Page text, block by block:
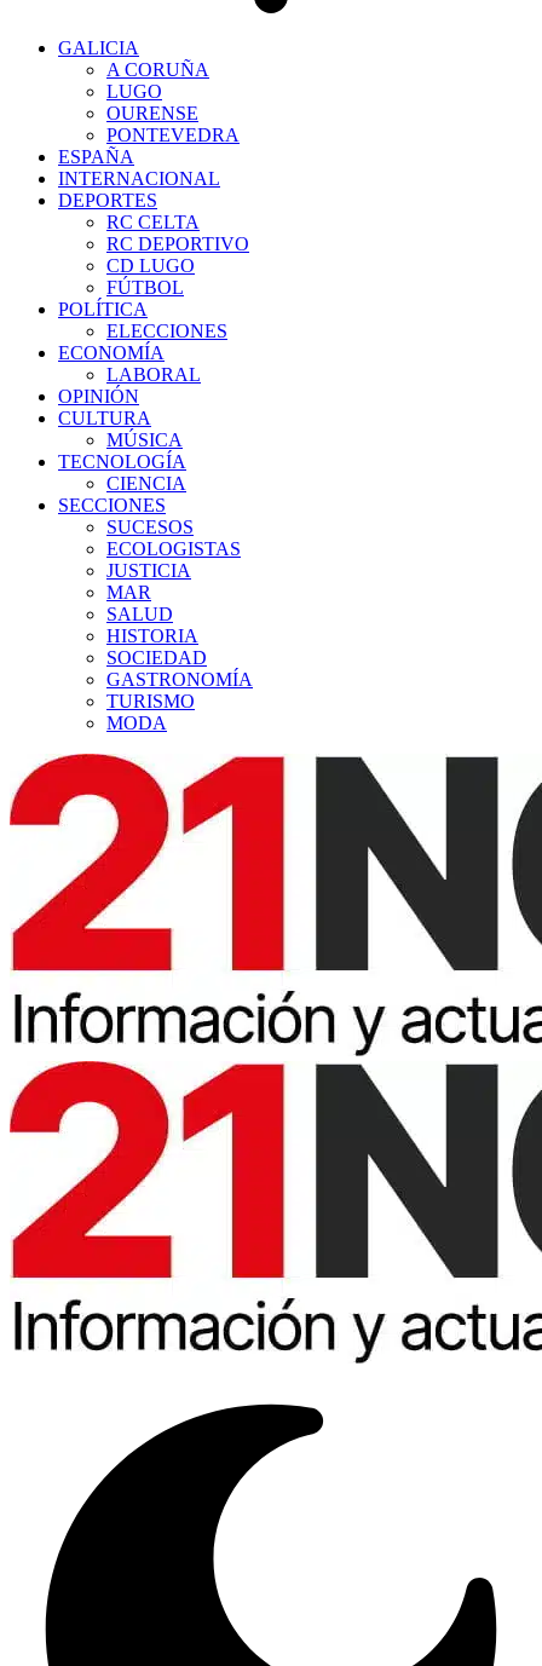
GALICIA
A CORUÑA
LUGO
OURENSE
PONTEVEDRA
ESPAÑA
INTERNACIONAL
DEPORTES
RC CELTA
RC DEPORTIVO
CD LUGO
FÚTBOL
POLÍTICA
ELECCIONES
ECONOMÍA
LABORAL
OPINIÓN
CULTURA
MÚSICA
TECNOLOGÍA
CIENCIA
SECCIONES
SUCESOS
ECOLOGISTAS
JUSTICIA
MAR
SALUD
HISTORIA
SOCIEDAD
GASTRONOMÍA
TURISMO
MODA